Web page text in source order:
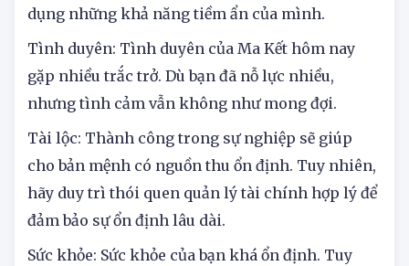
thành công trong công việc nhờ biết cách tận
dụng những khả năng tiềm ẩn của mình.
Tình duyên: Tình duyên của Ma Kết hôm nay
gặp nhiều trắc trở. Dù bạn đã nỗ lực nhiều,
nhưng tình cảm vẫn không như mong đợi.
Tài lộc: Thành công trong sự nghiệp sẽ giúp
cho bản mệnh có nguồn thu ổn định. Tuy nhiên,
hãy duy trì thói quen quản lý tài chính hợp lý để
đảm bảo sự ổn định lâu dài.